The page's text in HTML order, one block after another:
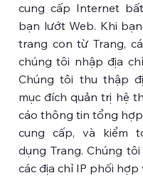
cung cấp Internet
bạn lướt Web. Khi
trang con từ Trang,
chúng tôi nhập địa
Chúng tôi thu thập
mục đích quản trị hệ
cáo thông tin tổng
cung cấp, và kiểm
dụng Trang. Chúng
các địa chỉ IP phối hợp